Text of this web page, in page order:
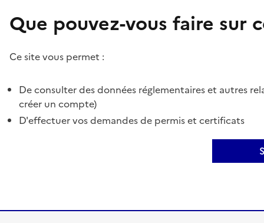
Que pouvez-vous faire sur
Ce site vous permet :
De consulter des données réglementaires et autres
créer un compte)
D'effectuer vos demandes de permis et certificats